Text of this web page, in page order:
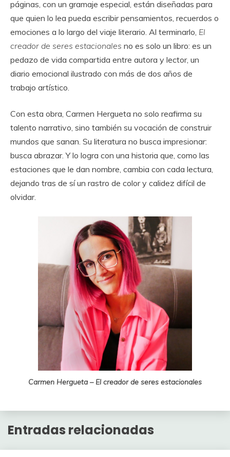
páginas, con un gramaje especial, están diseñadas para
que quien lo lea pueda escribir pensamientos, recuerdos o
emociones a lo largo del viaje literario. Al terminarlo, El
creador de seres estacionales no es solo un libro: es un
pedazo de vida compartida entre autora y lector, un
diario emocional ilustrado con más de dos años de
trabajo artístico.
Con esta obra, Carmen Hergueta no solo reafirma su
talento narrativo, sino también su vocación de construir
mundos que sanan. Su literatura no busca impresionar:
busca abrazar. Y lo logra con una historia que, como las
estaciones que le dan nombre, cambia con cada lectura,
dejando tras de sí un rastro de color y calidez difícil de
olvidar.
Carmen Hergueta – El creador de seres estacionales
Entradas relacionadas